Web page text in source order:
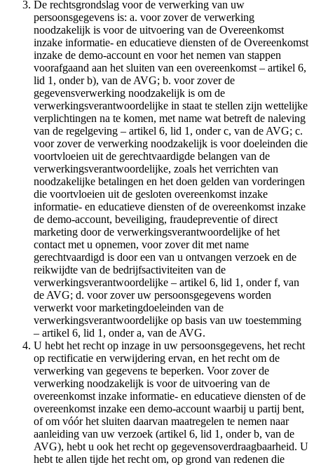
De rechtsgrondslag voor de verwerking van uw
persoonsgegevens is: a. voor zover de verwerking
noodzakelijk is voor de uitvoering van de Overeenkomst
inzake informatie- en educatieve diensten of de Overeenkomst
inzake de demo-account en voor het nemen van stappen
voorafgaand aan het sluiten van een overeenkomst – artikel 6,
lid 1, onder b), van de AVG; b. voor zover de
gegevensverwerking noodzakelijk is om de
verwerkingsverantwoordelijke in staat te stellen zijn wettelijke
verplichtingen na te komen, met name wat betreft de naleving
van de regelgeving – artikel 6, lid 1, onder c, van de AVG; c.
voor zover de verwerking noodzakelijk is voor doeleinden die
voortvloeien uit de gerechtvaardigde belangen van de
verwerkingsverantwoordelijke, zoals het verrichten van
noodzakelijke betalingen en het doen gelden van vorderingen
die voortvloeien uit de gesloten overeenkomst inzake
informatie- en educatieve diensten of de overeenkomst inzake
de demo-account, beveiliging, fraudepreventie of direct
marketing door de verwerkingsverantwoordelijke of het
contact met u opnemen, voor zover dit met name
gerechtvaardigd is door een van u ontvangen verzoek en de
reikwijdte van de bedrijfsactiviteiten van de
verwerkingsverantwoordelijke – artikel 6, lid 1, onder f, van
de AVG; d. voor zover uw persoonsgegevens worden
verwerkt voor marketingdoeleinden van de
verwerkingsverantwoordelijke op basis van uw toestemming
– artikel 6, lid 1, onder a, van de AVG.
U hebt het recht op inzage in uw persoonsgegevens, het recht
op rectificatie en verwijdering ervan, en het recht om de
verwerking van gegevens te beperken. Voor zover de
verwerking noodzakelijk is voor de uitvoering van de
overeenkomst inzake informatie- en educatieve diensten of de
overeenkomst inzake een demo-account waarbij u partij bent,
of om vóór het sluiten daarvan maatregelen te nemen naar
aanleiding van uw verzoek (artikel 6, lid 1, onder b, van de
AVG), hebt u ook het recht op gegevensoverdraagbaarheid. U
hebt te allen tijde het recht om, op grond van redenen die